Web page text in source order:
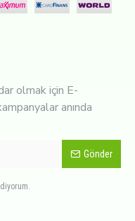
olmak için E-
anında
Gönder